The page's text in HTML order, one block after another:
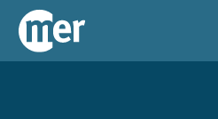
Commissie mer